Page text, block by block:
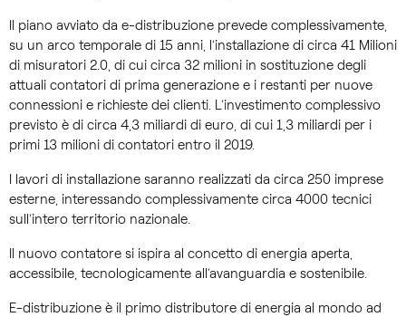
Il piano avviato da e-distribuzione prevede complessivamente,
su un arco temporale di 15 anni, l’installazione di circa 41 Milioni
di misuratori 2.0, di cui circa 32 milioni in sostituzione degli
attuali contatori di prima generazione e i restanti per nuove
connessioni e richieste dei clienti. L’investimento complessivo
previsto è di circa 4,3 miliardi di euro, di cui 1,3 miliardi per i
primi 13 milioni di contatori entro il 2019.
I lavori di installazione saranno realizzati da circa 250 imprese
esterne, interessando complessivamente circa 4000 tecnici
sull’intero territorio nazionale.
Il nuovo contatore si ispira al concetto di energia aperta,
accessibile, tecnologicamente all’avanguardia e sostenibile.
E-distribuzione è il primo distributore di energia al mondo ad